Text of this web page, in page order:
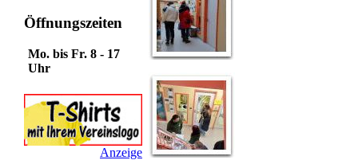
Öffnungszeiten
Mo. bis Fr. 8 - 17
Uhr
Anzeige